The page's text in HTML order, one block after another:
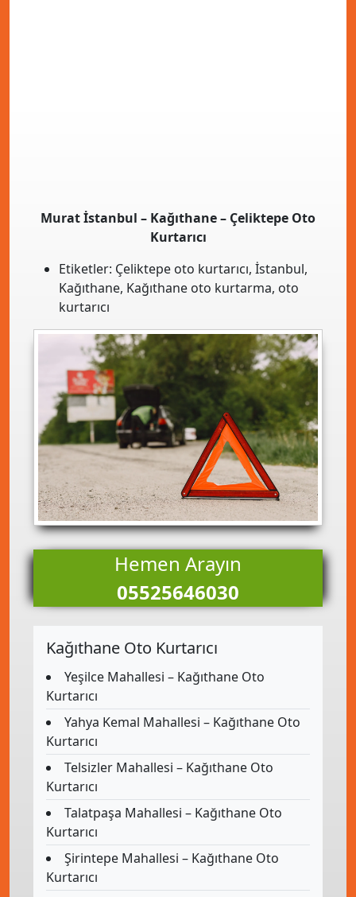
Murat İstanbul – Kağıthane – Çeliktepe Oto
Kurtarıcı
Etiketler: Çeliktepe oto kurtarıcı, İstanbul,
Kağıthane, Kağıthane oto kurtarma, oto
kurtarıcı
Hemen Arayın
05525646030
Kağıthane Oto Kurtarıcı
Yeşilce Mahallesi – Kağıthane Oto
Kurtarıcı
Yahya Kemal Mahallesi – Kağıthane Oto
Kurtarıcı
Telsizler Mahallesi – Kağıthane Oto
Kurtarıcı
Talatpaşa Mahallesi – Kağıthane Oto
Kurtarıcı
Şirintepe Mahallesi – Kağıthane Oto
Kurtarıcı